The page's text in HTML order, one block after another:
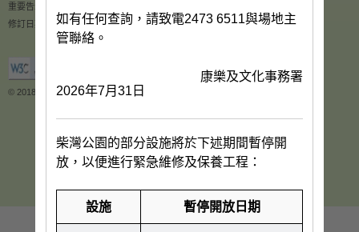
重要告示
修訂日期: 2020年1月14日
© 2018 康樂及文化事務署 版權所有
如有任何查詢，請致電2473 6511與場地主
管聯絡。
康樂及文化事務署
2026年7月31日
柴灣公園的部分設施將於下述期間暫停開
放，以便進行緊急維修及保養工程：
設施 暫停開放日期